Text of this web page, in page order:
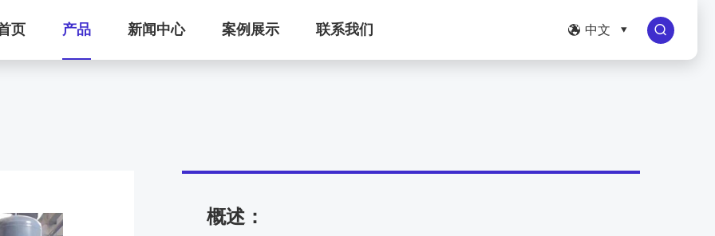
页 产品 新闻中心 案例展示 联系我们  中文  
概述：